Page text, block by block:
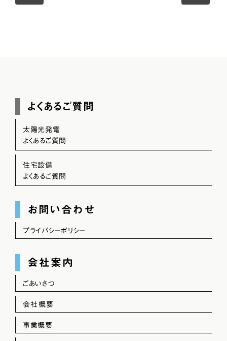
よくあるご質問
太陽光発電
よくあるご質問
住宅設備
よくあるご質問
お問い合わせ
プライバシーポリシー
会社案内
ごあいさつ
会社概要
事業概要